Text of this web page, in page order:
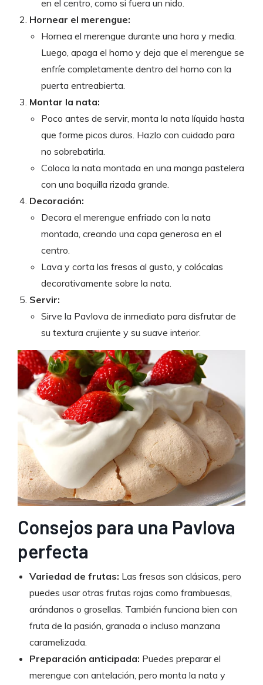
en el centro, como si fuera un nido.
Hornear el merengue:
Hornea el merengue durante una hora y media.
Luego, apaga el horno y deja que el merengue se
enfríe completamente dentro del horno con la
puerta entreabierta.
Montar la nata:
Poco antes de servir, monta la nata líquida hasta
que forme picos duros. Hazlo con cuidado para
no sobrebatirla.
Coloca la nata montada en una manga pastelera
con una boquilla rizada grande.
Decoración:
Decora el merengue enfriado con la nata
montada, creando una capa generosa en el
centro.
Lava y corta las fresas al gusto, y colócalas
decorativamente sobre la nata.
Servir:
Sirve la Pavlova de inmediato para disfrutar de
su textura crujiente y su suave interior.
Consejos para una Pavlova
perfecta
Variedad de frutas: Las fresas son clásicas, pero
puedes usar otras frutas rojas como frambuesas,
arándanos o grosellas. También funciona bien con
fruta de la pasión, granada o incluso manzana
caramelizada.
Preparación anticipada: Puedes preparar el
merengue con antelación, pero monta la nata y